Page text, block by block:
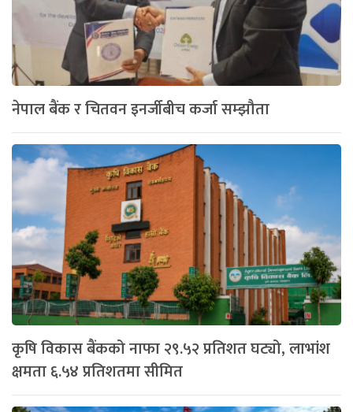
नेपाल बैंक र चितवन इनर्जीबीच कर्जा सम्झौता
कृषि विकास बैंकको नाफा २९.५२ प्रतिशत घट्यो, लाभांश
क्षमता ६.५४ प्रतिशतमा सीमित